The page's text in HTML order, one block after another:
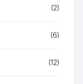
(2)
(6)
(12)